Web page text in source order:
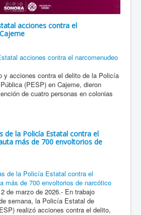
acciones contra el
y acciones contra el delito de la Policía
(PESP) en Cajeme, dieron
de cuatro personas en colonias
de la Policía Estatal contra el
más de 700 envoltorios de
de marzo de 2026.- En trabajo
semana, la Policía Estatal de
realizó acciones contra el delito,